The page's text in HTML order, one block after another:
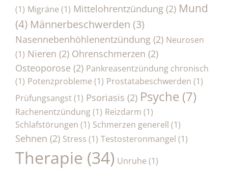
(1) Migräne (1) Mittelohrentzündung (2) Mund
(4) Männerbeschwerden (3)
Nasennebenhöhlenentzündung (2) Neurosen
(1) Nieren (2) Ohrenschmerzen (2)
Osteoporose (2) Pankreasentzündung chronisch
(1) Potenzprobleme (1) Prostatabeschwerden (1)
Prüfungsangst(1) Psoriasis (2) Psyche (7)
Rachenentzündung(1) Reizdarm (1)
Schlafstörungen (1) Schmerzen generell (1)
Sehnen (2) Stress (1) Testosteronmangel (1)
Therapie (34) Unruhe (1)